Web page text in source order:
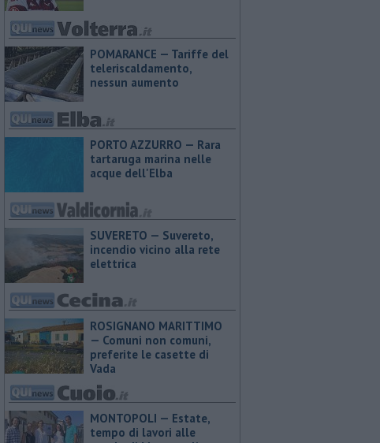
POMARANCE — Tariffe del
teleriscaldamento,
nessun aumento
PORTO AZZURRO — Rara
tartaruga marina nelle
acque dell'Elba
SUVERETO — Suvereto,
incendio vicino alla rete
elettrica
ROSIGNANO MARITTIMO
— Comuni non comuni,
preferite le casette di
Vada
MONTOPOLI — Estate,
tempo di lavori alle